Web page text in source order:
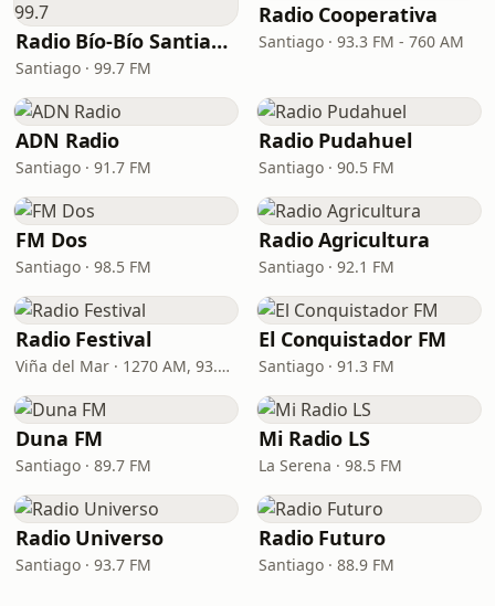
Radio Bío-Bío Santiago 99.7
Santiago · 99.7 FM
Radio Cooperativa
Santiago · 93.3 FM - 760 AM
ADN Radio
Santiago · 91.7 FM
Radio Pudahuel
Santiago · 90.5 FM
FM Dos
Santiago · 98.5 FM
Radio Agricultura
Santiago · 92.1 FM
Radio Festival
Viña del Mar · 1270 AM, 93.7 FM
El Conquistador FM
Santiago · 91.3 FM
Duna FM
Santiago · 89.7 FM
Mi Radio LS
La Serena · 98.5 FM
Radio Universo
Santiago · 93.7 FM
Radio Futuro
Santiago · 88.9 FM